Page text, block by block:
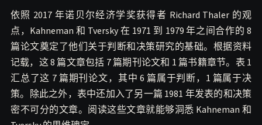
依照 2017 年诺贝尔经济学奖获得者 Richard Thaler 的观
点，Kahneman 和 Tversky 在 1971 到 1979 年之间合作的 8
篇论文奠定了他们关于判断和决策研究的基础。根据资料
记载，这 8 篇文章包括 7 篇期刊论文和 1 篇书籍章节。表 1
汇总了这 7 篇期刊论文，其中 6 篇属于判断，1 篇属于决
策。除此之外，表中还加入了另一篇 1981 年发表的和决策
密不可分的文章。阅读这些文章就能够洞悉 Kahneman 和